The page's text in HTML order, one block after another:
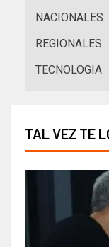
NACIONALES
REGIONALES
TECNOLOGIA
TAL VEZ TE